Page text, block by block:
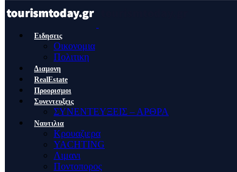
Ειδησεις
Οικονομια
Πολιτικη
Διαμονη
RealEstate
Προορισμοι
Συνεντευξεις
ΣΥΝΕΝΤΕΥΞΕΙΣ – ΑΡΘΡΑ
Ναυτιλια
Κρουαζιερα
YACHTING
Λιμανι
Ποντοπορος